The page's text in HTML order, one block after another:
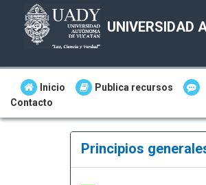
UNIVERSIDAD
Inicio
Publica recursos
Contacto
Principios